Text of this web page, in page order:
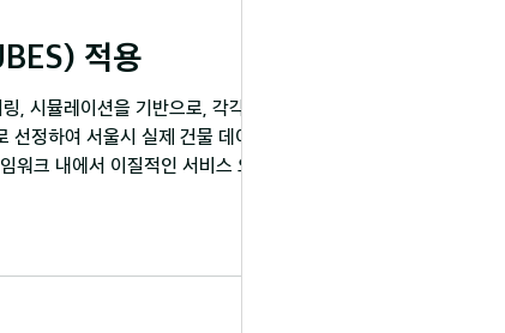
Energy Service (UBES) 적용
, 시뮬레이션을 기반으로, 각각 EUI
정하여 서울시 실제 건물 데이터에
크 내에서 이질적인 서비스 요구를